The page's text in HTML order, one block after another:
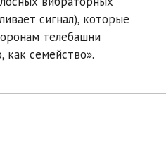
сигнал), которые
телебашни
семейство».